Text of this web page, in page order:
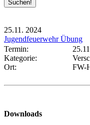
25.11. 2024
Jugendfeuerwehr Übung
Termin:
Kategorie:
Ort:
FW-
Downloads